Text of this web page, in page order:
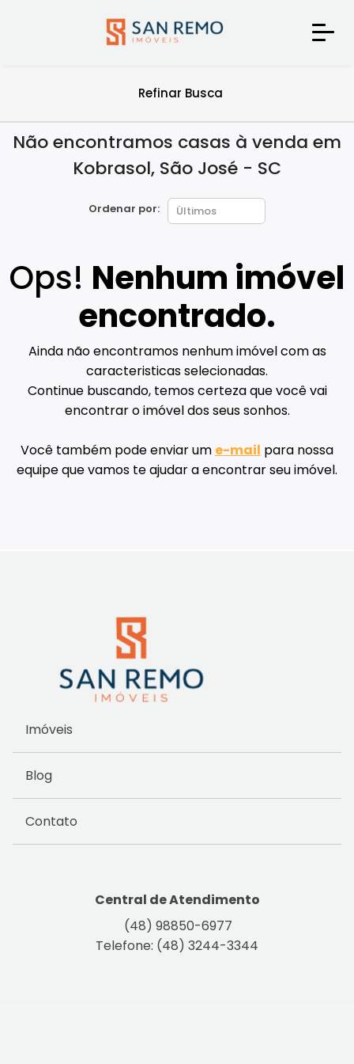
Refinar Busca
Não encontramos casas à venda em
Kobrasol, São José - SC
Ordenar por:
Ops! Nenhum imóvel
encontrado.
Ainda não encontramos nenhum imóvel com as
caracteristicas selecionadas.
Continue buscando, temos certeza que você vai
encontrar o imóvel dos seus sonhos.
Você também pode enviar um e-mail para nossa
equipe que vamos te ajudar a encontrar seu imóvel.
Imóveis
Blog
Contato
Central de Atendimento
(48) 98850-6977
Telefone: (48) 3244-3344